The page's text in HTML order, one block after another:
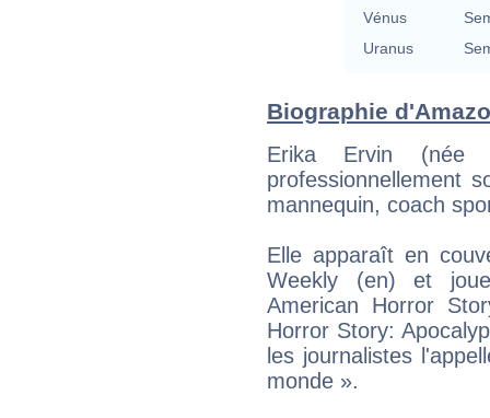
Vénus
Uranus
Biographie
Erika Ervin (née
professionnellement
mannequin, coach
Elle apparaît en
Weekly (en) et
American Horror
Horror Story:
les journalistes
monde ».